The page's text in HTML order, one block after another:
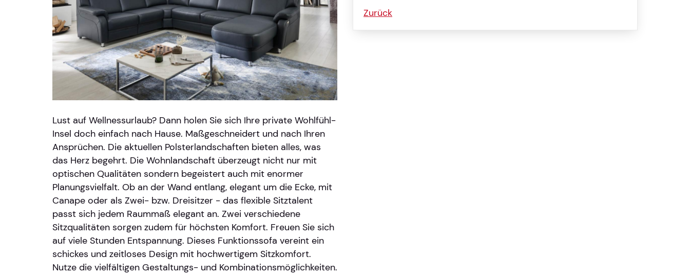
Lust auf Wellnessurlaub? Dann holen Sie sich Ihre private Wohlfühl-
Insel doch einfach nach Hause. Maßgeschneidert und nach Ihren
Ansprüchen. Die aktuellen Polsterlandschaften bieten alles, was
das Herz begehrt. Die Wohnlandschaft überzeugt nicht nur mit
optischen Qualitäten sondern begeistert auch mit enormer
Planungsvielfalt. Ob an der Wand entlang, elegant um die Ecke, mit
Canape oder als Zwei- bzw. Dreisitzer - das flexible Sitztalent
passt sich jedem Raummaß elegant an. Zwei verschiedene
Sitzqualitäten sorgen zudem für höchsten Komfort. Freuen Sie sich
auf viele Stunden Entspannung. Dieses Funktionssofa vereint ein
schickes und zeitloses Design mit hochwertigem Sitzkomfort.
Nutze die vielfältigen Gestaltungs- und Kombinationsmöglichkeiten.
Zurück